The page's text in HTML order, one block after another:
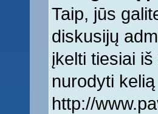
Taip, jūs
diskusijų
įkelti tiesiai
nurodyti
http://